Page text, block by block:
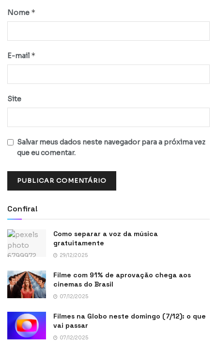
Nome *
E-mail *
Site
Salvar meus dados neste navegador para a próxima vez
que eu comentar.
Confira!
Como separar a voz da música
gratuitamente
29/12/2025
Filme com 91% de aprovação chega aos
cinemas do Brasil
07/12/2025
Filmes na Globo neste domingo (7/12): o que
vai passar
07/12/2025